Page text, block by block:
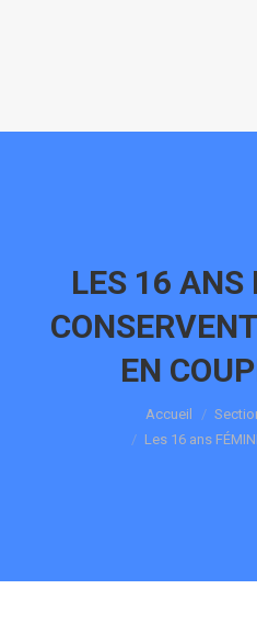
LES 16 ANS
EN
Vous êtes ici :Accueil
Les 16 ans